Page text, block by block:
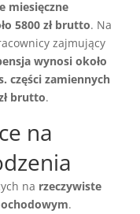
miesięczne
5800 zł brutto. Na
zajmujący
wynosi około
części zamiennych
brutto.
na
na rzeczywiste
.